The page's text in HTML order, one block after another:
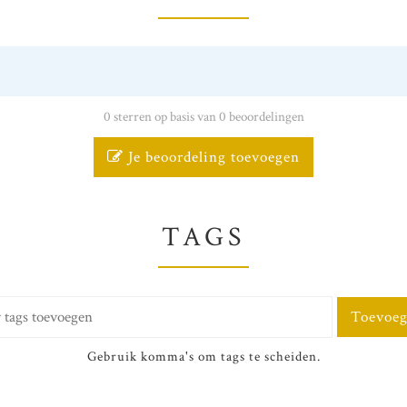
0 sterren op basis van 0 beoordelingen
Je beoordeling toevoegen
TAGS
Gebruik komma's om tags te scheiden.